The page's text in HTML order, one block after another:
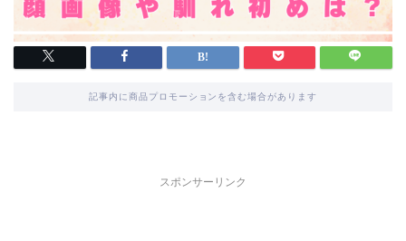
記事内に商品プロモーションを含む場合があります
スポンサーリンク